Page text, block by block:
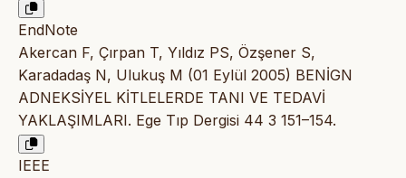
EndNote
Akercan F, Çırpan T, Yıldız PS, Özşener S,
Karadadaş N, Ulukuş M (01 Eylül 2005) BENİGN
ADNEKSİYEL KİTLELERDE TANI VE TEDAVİ
YAKLAŞIMLARI. Ege Tıp Dergisi 44 3 151–154.
IEEE